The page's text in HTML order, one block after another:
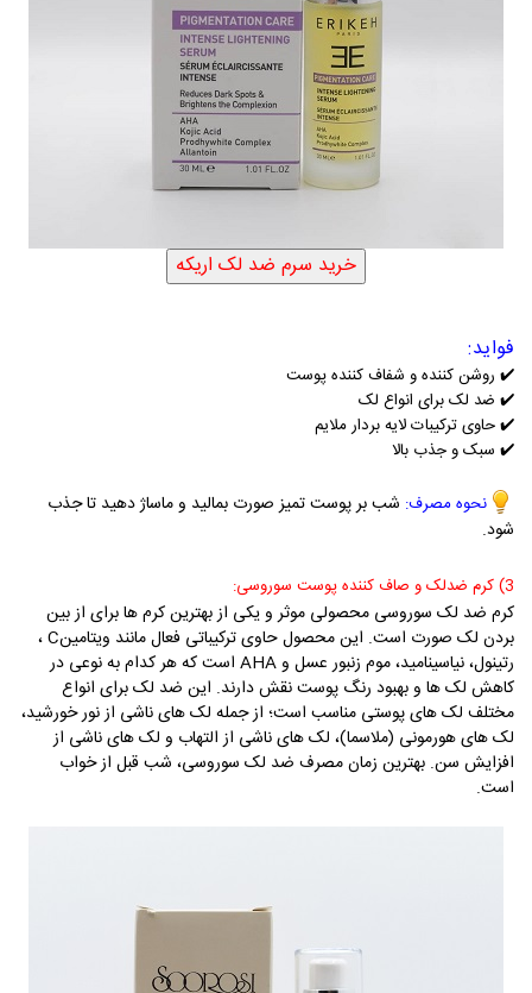
فواید:
✔️ روشن کننده و شفاف کننده پوست
✔️ ضد لک برای انواع لک
✔️حاوی ترکیبات لایه بردار ملایم
✔️ سبک و جذب بالا
نحوه مصرف: شب بر پوست تمیز صورت بمالید و ماساژ دهید تا جذب
شود.
3) کرم ضدلک و صاف کننده پوست سوروسی:
کرم ضد لک سوروسی محصولی موثر و یکی از بهترین کرم ها برای از بین
بردن لک صورت است. این محصول حاوی ترکیباتی فعال مانند ویتامینC،
رتینول، نیاسینامید، موم زنبور عسل و AHA است که هر کدام به نوعی در
کاهش لک ها و بهبود رنگ پوست نقش دارند. این ضد لک برای انواع
مختلف لک های پوستی مناسب است؛ از جمله لک های ناشی از نور خورشید،
لک های هورمونی (ملاسما)، لک های ناشی از التهاب و لک های ناشی از
افزایش سن. بهترین زمان مصرف ضد لک سوروسی، شب قبل از خواب
است.